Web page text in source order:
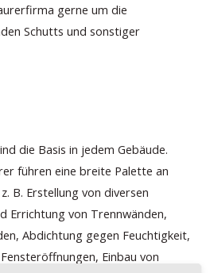
gerne um die
Schutts und sonstiger
die Basis in jedem Gebäude.
führen eine breite Palette an
B. Erstellung von diversen
Errichtung von Trennwänden,
Abdichtung gegen Feuchtigkeit,
Einbau von